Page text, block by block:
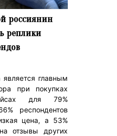
россиянин
реплики
является главным
при покупках
для 79%
респондентов
цена, а 53%
отзывы других